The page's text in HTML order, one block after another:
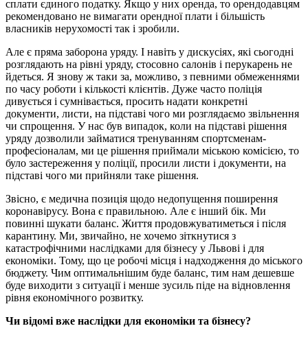
сплати єдиного податку. Якщо у них оренда, то орендодавцям
рекомендовано не вимагати орендної плати і більшість
власників нерухомості так і зробили.
Але є пряма заборона уряду. І навіть у дискусіях, які сьогодні
розглядають на рівні уряду, стосовно салонів і перукарень не
йдеться. Я знову ж таки за, можливо, з певними обмеженнями
по часу роботи і кількості клієнтів. Дуже часто поліція
дивується і сумнівається, просить надати конкретні
документи, листи, на підставі чого ми розглядаємо звільнення
чи спрощення. У нас був випадок, коли на підставі рішення
уряду дозволили займатися тренуванням спортсменам-
професіоналам, ми це рішення приймали міською комісією, то
було застереження у поліції, просили листи і документи, на
підставі чого ми прийняли таке рішення.
Звісно, є медична позиція щодо недопущення поширення
коронавірусу. Вона є правильною. Але є інший бік. Ми
повинні шукати баланс. Життя продовжуватиметься і після
карантину. Ми, звичайно, не хочемо зіткнутися з
катастрофічними наслідками для бізнесу у Львові і для
економіки. Тому, що це робочі місця і надходження до міського
бюджету. Чим оптимальнішим буде баланс, тим нам дешевше
буде виходити з ситуації і менше зусиль піде на відновлення
рівня економічного розвитку.
Чи відомі вже наслідки для економіки та бізнесу?